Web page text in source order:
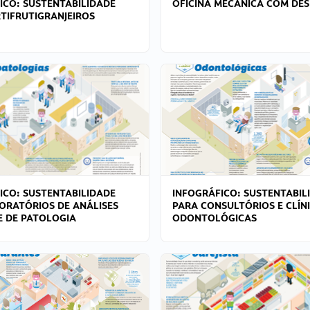
SUSTENTABILIDADE
OFICINA MECÂNICA COM
SUSTENTABILIDADE
DE ANÁLISES
DE PATOLOGIA
INFOGRÁFICO:
PARA CONSULTÓRIOS E
ODONTOLÓGICAS